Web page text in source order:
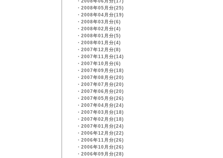
・ 2008年06月分(17)
・ 2008年05月分(25)
・ 2008年04月分(19)
・ 2008年03月分(6)
・ 2008年02月分(4)
・ 2008年01月分(5)
・ 2008年01月分(4)
・ 2007年12月分(8)
・ 2007年11月分(14)
・ 2007年10月分(6)
・ 2007年09月分(18)
・ 2007年08月分(20)
・ 2007年07月分(20)
・ 2007年06月分(20)
・ 2007年05月分(26)
・ 2007年04月分(24)
・ 2007年03月分(18)
・ 2007年02月分(18)
・ 2007年01月分(24)
・ 2006年12月分(22)
・ 2006年11月分(26)
・ 2006年10月分(26)
・ 2006年09月分(28)